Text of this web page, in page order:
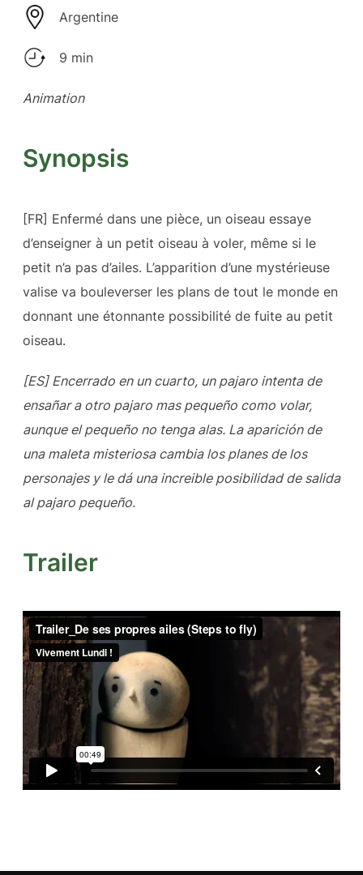
Argentine
9 min
Animation
Synopsis
[FR] Enfermé dans une pièce, un oiseau essaye
d’enseigner à un petit oiseau à voler, même si le
petit n’a pas d’ailes. L’apparition d’une mystérieuse
valise va bouleverser les plans de tout le monde en
donnant une étonnante possibilité de fuite au petit
oiseau.
[ES] Encerrado en un cuarto, un pajaro intenta de
ensañar a otro pajaro mas pequeño como volar,
aunque el pequeño no tenga alas. La aparición de
una maleta misteriosa cambia los planes de los
personajes y le dá una increible posibilidad de salida
al pajaro pequeño.
Trailer